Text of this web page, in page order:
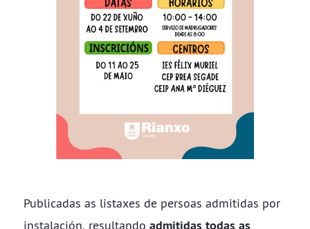
Publicadas as listaxes de persoas admitidas por
instalación, resultando admitidas todas as